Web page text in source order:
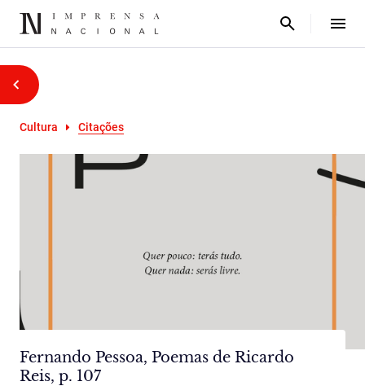
Cultura Citações
Fernando Pessoa, Poemas de Ricardo
Reis, p. 107